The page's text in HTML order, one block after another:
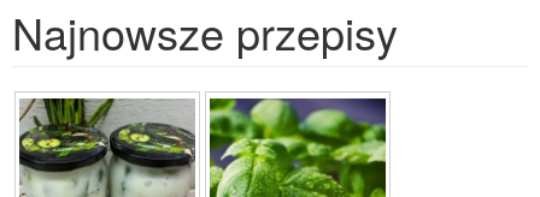
Najnowsze przepisy